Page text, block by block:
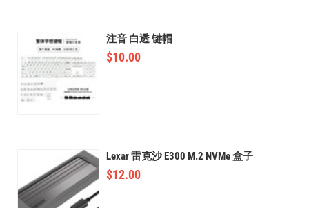
注音 白透 键帽
$10.00
Lexar 雷克沙 E300 M.2 NVMe 盒子
$12.00